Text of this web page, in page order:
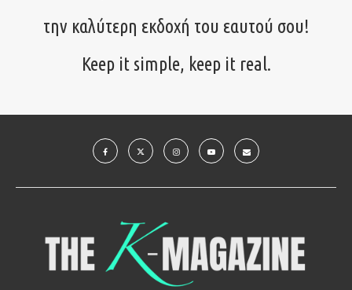
την καλύτερη εκδοχή του εαυτού σου!
Keep it simple, keep it real.